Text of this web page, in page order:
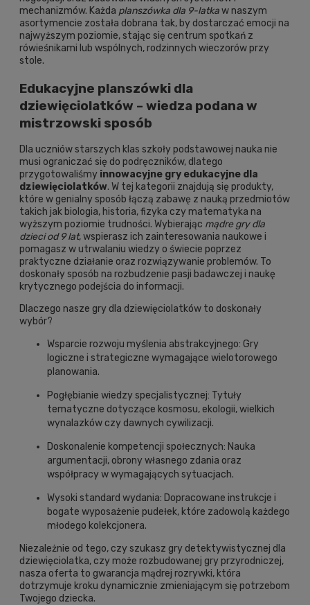
mechanizmów. Każda planszówka dla 9-latkaw naszym
asortymencie została dobrana tak, by dostarczać emocji na
najwyższym poziomie, stając się centrum spotkań z
rówieśnikami lub wspólnych, rodzinnych wieczorów przy
stole.
Edukacyjne planszówki dla
dziewięciolatków – wiedza podana w
mistrzowski sposób
Dla uczniów starszych klas szkoły podstawowej nauka nie
musi ograniczać się do podręczników, dlatego
przygotowaliśmy innowacyjne gry edukacyjne dla
dziewięciolatków. W tej kategorii znajdują się produkty,
które w genialny sposób łączą zabawę z nauką przedmiotów
takich jak biologia, historia, fizyka czy matematyka na
wyższym poziomie trudności. Wybierając mądre gry dla
dzieci od 9 lat, wspierasz ich zainteresowania naukowe i
pomagasz w utrwalaniu wiedzy o świecie poprzez
praktyczne działanie oraz rozwiązywanie problemów. To
doskonały sposób na rozbudzenie pasji badawczej i naukę
krytycznego podejścia do informacji.
Dlaczego nasze gry dla dziewięciolatków to doskonały
wybór?
Wsparcie rozwoju myślenia abstrakcyjnego: Gry
logiczne i strategiczne wymagające wielotorowego
planowania.
Pogłębianie wiedzy specjalistycznej: Tytuły
tematyczne dotyczące kosmosu, ekologii, wielkich
wynalazków czy dawnych cywilizacji.
Doskonalenie kompetencji społecznych: Nauka
argumentacji, obrony własnego zdania oraz
współpracy w wymagających sytuacjach.
Wysoki standard wydania: Dopracowane instrukcje i
bogate wyposażenie pudełek, które zadowolą każdego
młodego kolekcjonera.
Niezależnie od tego, czy szukasz gry detektywistycznej dla
dziewięciolatka, czy może rozbudowanej gry przyrodniczej,
nasza oferta to gwarancja mądrej rozrywki, która
dotrzymuje kroku dynamicznie zmieniającym się potrzebom
Twojego dziecka.